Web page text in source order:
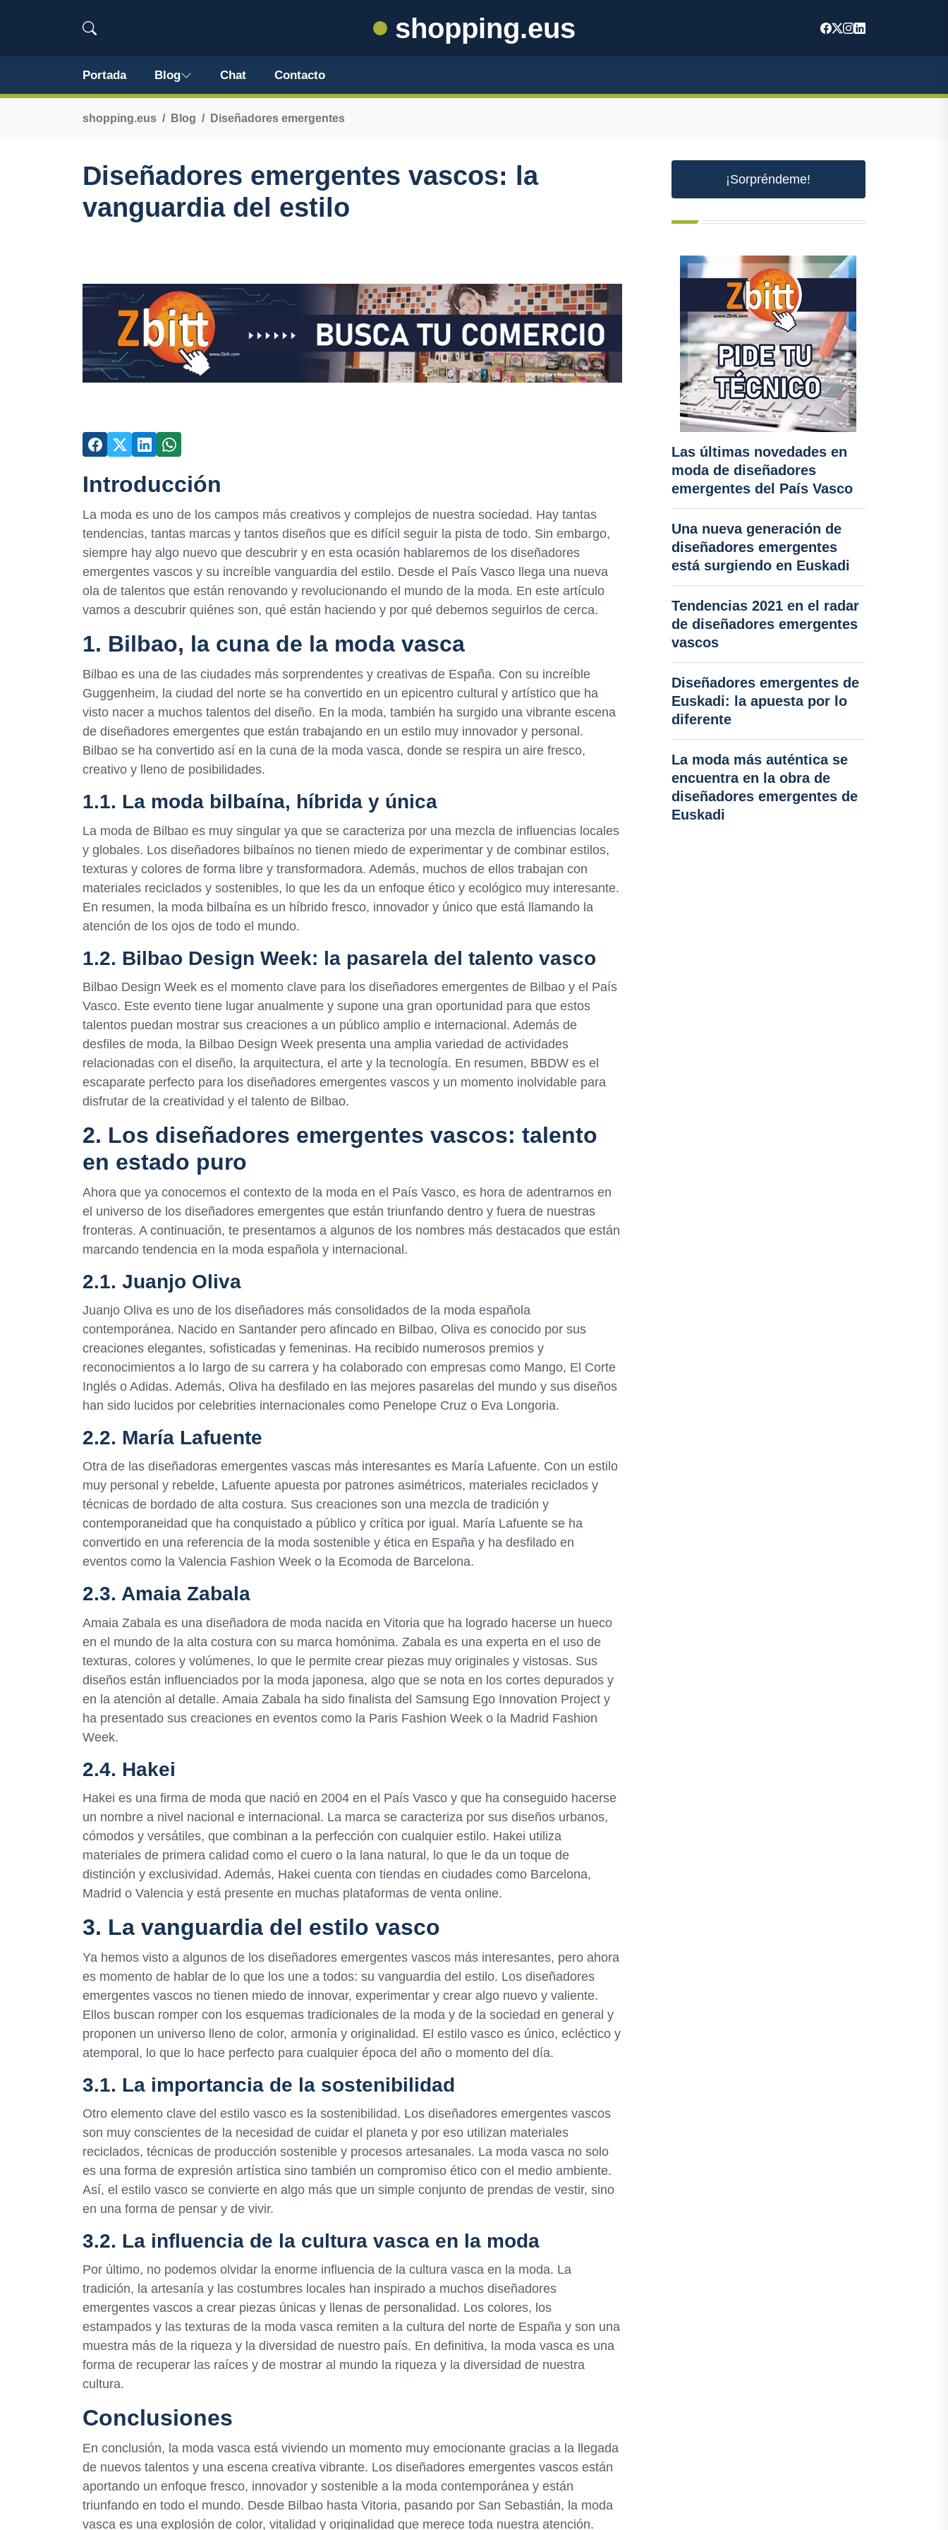
shopping.eus
Portada Blog Chat Contacto
shopping.eus Blog Diseñadores emergentes
Diseñadores emergentes vascos: la
vanguardia del estilo
Introducción
La moda es uno de los campos más creativos y complejos de nuestra sociedad. Hay tantas
tendencias, tantas marcas y tantos diseños que es difícil seguir la pista de todo. Sin embargo,
siempre hay algo nuevo que descubrir y en esta ocasión hablaremos de los diseñadores
emergentes vascos y su increíble vanguardia del estilo. Desde el País Vasco llega una nueva
ola de talentos que están renovando y revolucionando el mundo de la moda. En este artículo
vamos a descubrir quiénes son, qué están haciendo y por qué debemos seguirlos de cerca.
1. Bilbao, la cuna de la moda vasca
Bilbao es una de las ciudades más sorprendentes y creativas de España. Con su increíble
Guggenheim, la ciudad del norte se ha convertido en un epicentro cultural y artístico que ha
visto nacer a muchos talentos del diseño. En la moda, también ha surgido una vibrante escena
de diseñadores emergentes que están trabajando en un estilo muy innovador y personal.
Bilbao se ha convertido así en la cuna de la moda vasca, donde se respira un aire fresco,
creativo y lleno de posibilidades.
1.1. La moda bilbaína, híbrida y única
La moda de Bilbao es muy singular ya que se caracteriza por una mezcla de influencias locales
y globales. Los diseñadores bilbaínos no tienen miedo de experimentar y de combinar estilos,
texturas y colores de forma libre y transformadora. Además, muchos de ellos trabajan con
materiales reciclados y sostenibles, lo que les da un enfoque ético y ecológico muy interesante.
En resumen, la moda bilbaína es un híbrido fresco, innovador y único que está llamando la
atención de los ojos de todo el mundo.
1.2. Bilbao Design Week: la pasarela del talento vasco
Bilbao Design Week es el momento clave para los diseñadores emergentes de Bilbao y el País
Vasco. Este evento tiene lugar anualmente y supone una gran oportunidad para que estos
talentos puedan mostrar sus creaciones a un público amplio e internacional. Además de
desfiles de moda, la Bilbao Design Week presenta una amplia variedad de actividades
relacionadas con el diseño, la arquitectura, el arte y la tecnología. En resumen, BBDW es el
escaparate perfecto para los diseñadores emergentes vascos y un momento inolvidable para
disfrutar de la creatividad y el talento de Bilbao.
2. Los diseñadores emergentes vascos: talento
en estado puro
Ahora que ya conocemos el contexto de la moda en el País Vasco, es hora de adentrarnos en
el universo de los diseñadores emergentes que están triunfando dentro y fuera de nuestras
fronteras. A continuación, te presentamos a algunos de los nombres más destacados que están
marcando tendencia en la moda española y internacional.
2.1. Juanjo Oliva
Juanjo Oliva es uno de los diseñadores más consolidados de la moda española
contemporánea. Nacido en Santander pero afincado en Bilbao, Oliva es conocido por sus
creaciones elegantes, sofisticadas y femeninas. Ha recibido numerosos premios y
reconocimientos a lo largo de su carrera y ha colaborado con empresas como Mango, El Corte
Inglés o Adidas. Además, Oliva ha desfilado en las mejores pasarelas del mundo y sus diseños
han sido lucidos por celebrities internacionales como Penelope Cruz o Eva Longoria.
2.2. María Lafuente
Otra de las diseñadoras emergentes vascas más interesantes es María Lafuente. Con un estilo
muy personal y rebelde, Lafuente apuesta por patrones asimétricos, materiales reciclados y
técnicas de bordado de alta costura. Sus creaciones son una mezcla de tradición y
contemporaneidad que ha conquistado a público y crítica por igual. María Lafuente se ha
convertido en una referencia de la moda sostenible y ética en España y ha desfilado en
eventos como la Valencia Fashion Week o la Ecomoda de Barcelona.
2.3. Amaia Zabala
Amaia Zabala es una diseñadora de moda nacida en Vitoria que ha logrado hacerse un hueco
en el mundo de la alta costura con su marca homónima. Zabala es una experta en el uso de
texturas, colores y volúmenes, lo que le permite crear piezas muy originales y vistosas. Sus
diseños están influenciados por la moda japonesa, algo que se nota en los cortes depurados y
en la atención al detalle. Amaia Zabala ha sido finalista del Samsung Ego Innovation Project y
ha presentado sus creaciones en eventos como la Paris Fashion Week o la Madrid Fashion
Week.
2.4. Hakei
Hakei es una firma de moda que nació en 2004 en el País Vasco y que ha conseguido hacerse
un nombre a nivel nacional e internacional. La marca se caracteriza por sus diseños urbanos,
cómodos y versátiles, que combinan a la perfección con cualquier estilo. Hakei utiliza
materiales de primera calidad como el cuero o la lana natural, lo que le da un toque de
distinción y exclusividad. Además, Hakei cuenta con tiendas en ciudades como Barcelona,
Madrid o Valencia y está presente en muchas plataformas de venta online.
3. La vanguardia del estilo vasco
Ya hemos visto a algunos de los diseñadores emergentes vascos más interesantes, pero ahora
es momento de hablar de lo que los une a todos: su vanguardia del estilo. Los diseñadores
emergentes vascos no tienen miedo de innovar, experimentar y crear algo nuevo y valiente.
Ellos buscan romper con los esquemas tradicionales de la moda y de la sociedad en general y
proponen un universo lleno de color, armonía y originalidad. El estilo vasco es único, ecléctico y
atemporal, lo que lo hace perfecto para cualquier época del año o momento del día.
3.1. La importancia de la sostenibilidad
Otro elemento clave del estilo vasco es la sostenibilidad. Los diseñadores emergentes vascos
son muy conscientes de la necesidad de cuidar el planeta y por eso utilizan materiales
reciclados, técnicas de producción sostenible y procesos artesanales. La moda vasca no solo
es una forma de expresión artística sino también un compromiso ético con el medio ambiente.
Así, el estilo vasco se convierte en algo más que un simple conjunto de prendas de vestir, sino
en una forma de pensar y de vivir.
3.2. La influencia de la cultura vasca en la moda
Por último, no podemos olvidar la enorme influencia de la cultura vasca en la moda. La
tradición, la artesanía y las costumbres locales han inspirado a muchos diseñadores
emergentes vascos a crear piezas únicas y llenas de personalidad. Los colores, los
estampados y las texturas de la moda vasca remiten a la cultura del norte de España y son una
muestra más de la riqueza y la diversidad de nuestro país. En definitiva, la moda vasca es una
forma de recuperar las raíces y de mostrar al mundo la riqueza y la diversidad de nuestra
cultura.
Conclusiones
En conclusión, la moda vasca está viviendo un momento muy emocionante gracias a la llegada
de nuevos talentos y una escena creativa vibrante. Los diseñadores emergentes vascos están
aportando un enfoque fresco, innovador y sostenible a la moda contemporánea y están
triunfando en todo el mundo. Desde Bilbao hasta Vitoria, pasando por San Sebastián, la moda
vasca es una explosión de color, vitalidad y originalidad que merece toda nuestra atención.
¡Sorpréndeme!
Las últimas novedades en
moda de diseñadores
emergentes del País Vasco
Una nueva generación de
diseñadores emergentes
está surgiendo en Euskadi
Tendencias 2021 en el radar
de diseñadores emergentes
vascos
Diseñadores emergentes de
Euskadi: la apuesta por lo
diferente
La moda más auténtica se
encuentra en la obra de
diseñadores emergentes de
Euskadi